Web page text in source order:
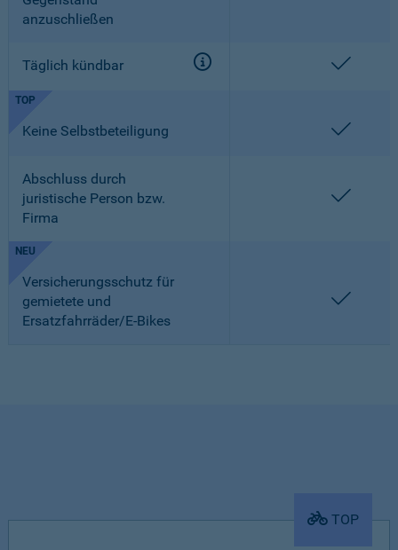
anzuschließen
Täglich kündbar
TOP
Keine Selbstbeteiligung
Abschluss durch
juristische Person bzw.
Firma
NEU
Versicherungsschutz für
gemietete und
Ersatzfahrräder/E-Bikes
TOP